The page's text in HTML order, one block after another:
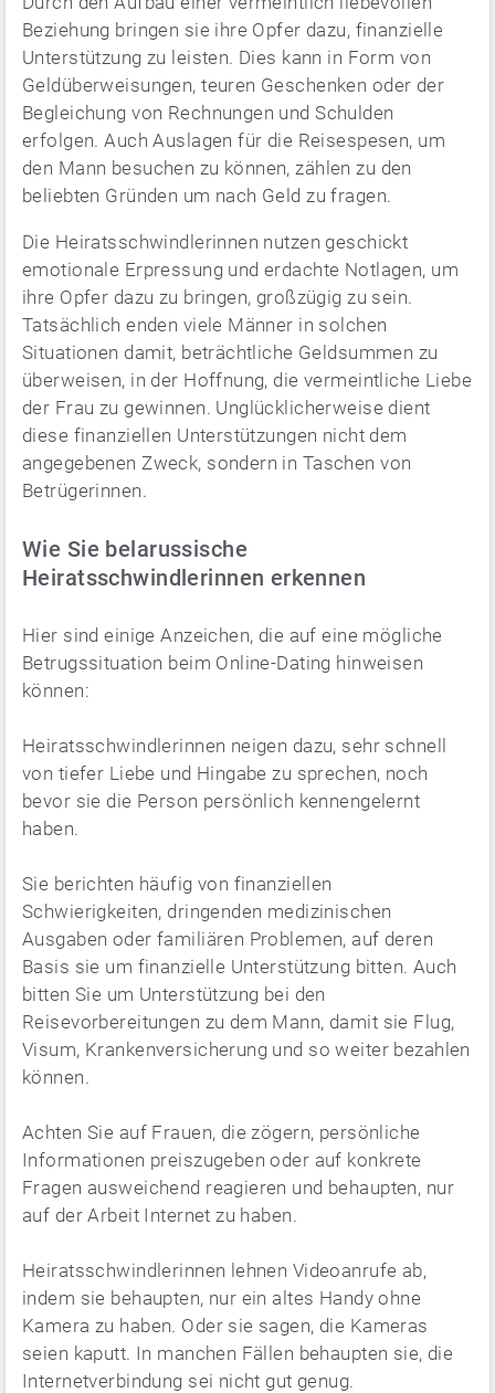
Beziehung bringen sie ihre Opfer dazu, finanzielle
Unterstützung zu leisten. Dies kann in Form von
Geldüberweisungen, teuren Geschenken oder der
Begleichung von Rechnungen und Schulden
erfolgen. Auch Auslagen für die Reisespesen, um
den Mann besuchen zu können, zählen zu den
beliebten Gründen um nach Geld zu fragen.
Die Heiratsschwindlerinnen nutzen geschickt
emotionale Erpressung und erdachte Notlagen, um
ihre Opfer dazu zu bringen, großzügig zu sein.
Tatsächlich enden viele Männer in solchen
Situationen damit, beträchtliche Geldsummen zu
überweisen, in der Hoffnung, die vermeintliche Liebe
der Frau zu gewinnen. Unglücklicherweise dient
diese finanziellen Unterstützungen nicht dem
angegebenen Zweck, sondern in Taschen von
Betrügerinnen.
Wie Sie belarussische
Heiratsschwindlerinnen erkennen
Hier sind einige Anzeichen, die auf eine mögliche
Betrugssituation beim Online-Dating hinweisen
können:
Heiratsschwindlerinnen neigen dazu, sehr schnell
von tiefer Liebe und Hingabe zu sprechen, noch
bevor sie die Person persönlich kennengelernt
haben.
Sie berichten häufig von finanziellen
Schwierigkeiten, dringenden medizinischen
Ausgaben oder familiären Problemen, auf deren
Basis sie um finanzielle Unterstützung bitten. Auch
bitten Sie um Unterstützung bei den
Reisevorbereitungen zu dem Mann, damit sie Flug,
Visum, Krankenversicherung und so weiter bezahlen
können.
Achten Sie auf Frauen, die zögern, persönliche
Informationen preiszugeben oder auf konkrete
Fragen ausweichend reagieren und behaupten, nur
auf der Arbeit Internet zu haben.
Heiratsschwindlerinnen lehnen Videoanrufe ab,
indem sie behaupten, nur ein altes Handy ohne
Kamera zu haben. Oder sie sagen, die Kameras
seien kaputt. In manchen Fällen behaupten sie, die
Internetverbindung sei nicht gut genug.